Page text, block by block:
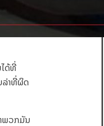
ດ້ທີ່
ລ່າທີ່ຜິດ
ພວກມັນ